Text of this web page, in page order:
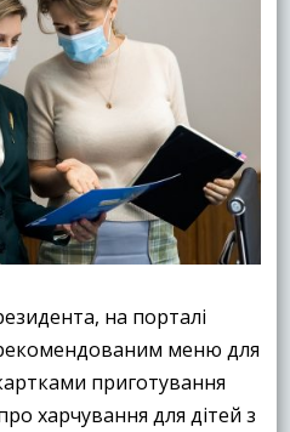
на порталі
меню для
приготування
харчування для дітей з